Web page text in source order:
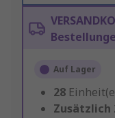
Auf Lager
28
Zusätzlich